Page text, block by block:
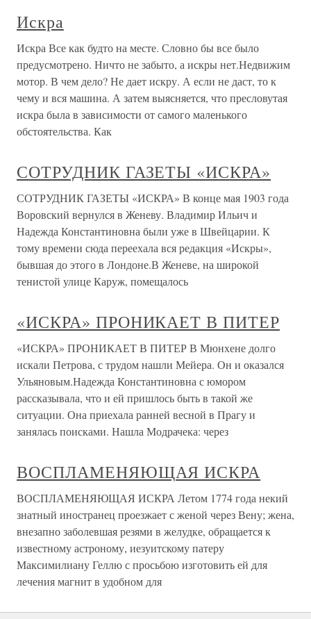
Искра
Искра Все как будто на месте. Словно бы все было
предусмотрено. Ничто не забыто, а искры нет.Недвижим
мотор. В чем дело? Не дает искру. А если не даст, то к
чему и вся машина. А затем выясняется, что пресловутая
искра была в зависимости от самого маленького
обстоятельства. Как
СОТРУДНИК ГАЗЕТЫ «ИСКРА»
СОТРУДНИК ГАЗЕТЫ «ИСКРА» В конце мая 1903 года
Воровский вернулся в Женеву. Владимир Ильич и
Надежда Константиновна были уже в Швейцарии. К
тому времени сюда переехала вся редакция «Искры»,
бывшая до этого в Лондоне.В Женеве, на широкой
тенистой улице Каруж, помещалось
«ИСКРА» ПРОНИКАЕТ В ПИТЕР
«ИСКРА» ПРОНИКАЕТ В ПИТЕР В Мюнхене долго
искали Петрова, с трудом нашли Мейера. Он и оказался
Ульяновым.Надежда Константиновна с юмором
рассказывала, что и ей пришлось быть в такой же
ситуации. Она приехала ранней весной в Прагу и
занялась поисками. Нашла Модрачека: через
ВОСПЛАМЕНЯЮЩАЯ ИСКРА
ВОСПЛАМЕНЯЮЩАЯ ИСКРА Летом 1774 года некий
знатный иностранец проезжает с женой через Вену; жена,
внезапно заболевшая резями в желудке, обращается к
известному астроному, иезуитскому патеру
Максимилиану Геллю с просьбою изготовить ей для
лечения магнит в удобном для